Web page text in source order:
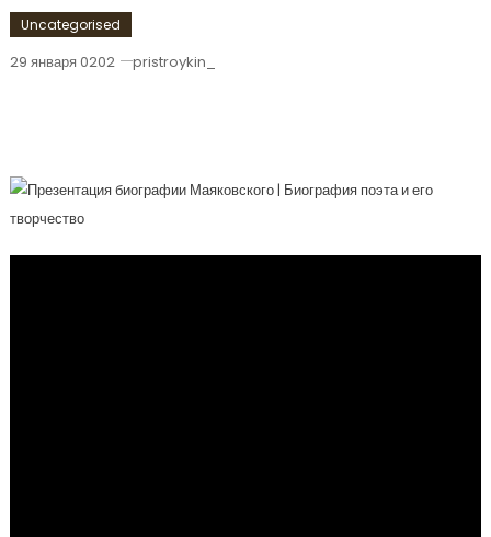
Uncategorised
29 января 0202 pristroykin_